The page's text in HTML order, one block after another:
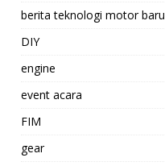
berita teknologi motor baru
DIY
engine
event acara
FIM
gear